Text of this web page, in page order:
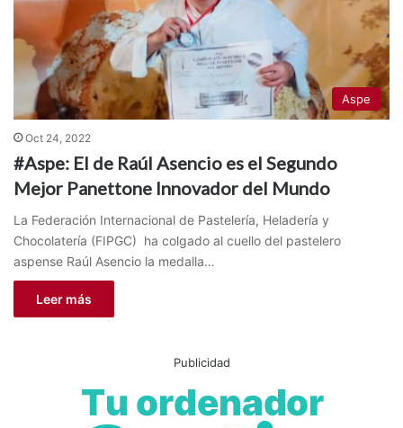
Aspe
Oct 24, 2022
#Aspe: El de Raúl Asencio es el Segundo
Mejor Panettone Innovador del Mundo
La Federación Internacional de Pastelería, Heladería y
Chocolatería (FIPGC) ha colgado al cuello del pastelero
aspense Raúl Asencio la medalla…
Leer más
Publicidad